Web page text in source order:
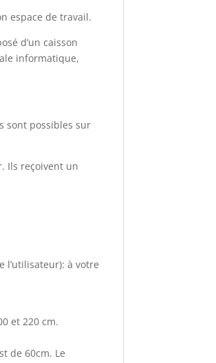
espace de travail.
d’un caisson
informatique,
sont possibles sur
Ils reçoivent un
l’utilisateur): à votre
et 220 cm.
de 60cm. Le